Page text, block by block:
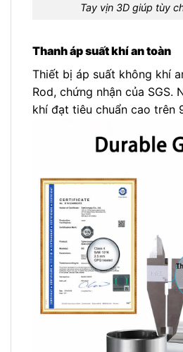
Tay vịn 3D giúp tùy
Thanh áp suất khí an toàn
Thiết bị áp suất không khí
Rod, chứng nhận của SGS.
khí đạt tiêu chuẩn cao trên